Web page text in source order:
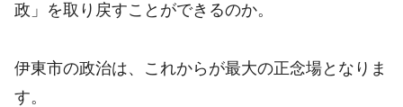
政」を取り戻すことができるのか。
伊東市の政治は、これからが最大の正念場となりま
す。